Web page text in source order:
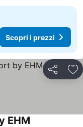
Scopri i prezzi
Condividi
EHM